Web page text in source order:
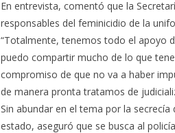
En entrevista, comentó que la
responsables del feminicidio de la
“Totalmente, tenemos todo el apoyo
puedo compartir mucho de lo que
compromiso de que no va a haber
de manera pronta tratamos de
Sin abundar en el tema por la
estado, aseguró que se busca al